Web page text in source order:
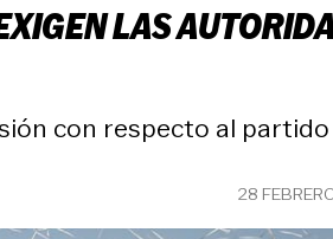
LAS
con respecto al
28